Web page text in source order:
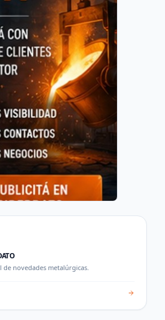
de novedades metalúrgicas.